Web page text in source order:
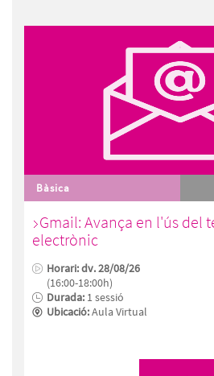
Bàsica
Gmail: Avança en l'ús del
electrònic
Horari: dv. 28/08/26
(16:00-18:00h)
Durada: 1 sessió
Ubicació:Aula Virtual